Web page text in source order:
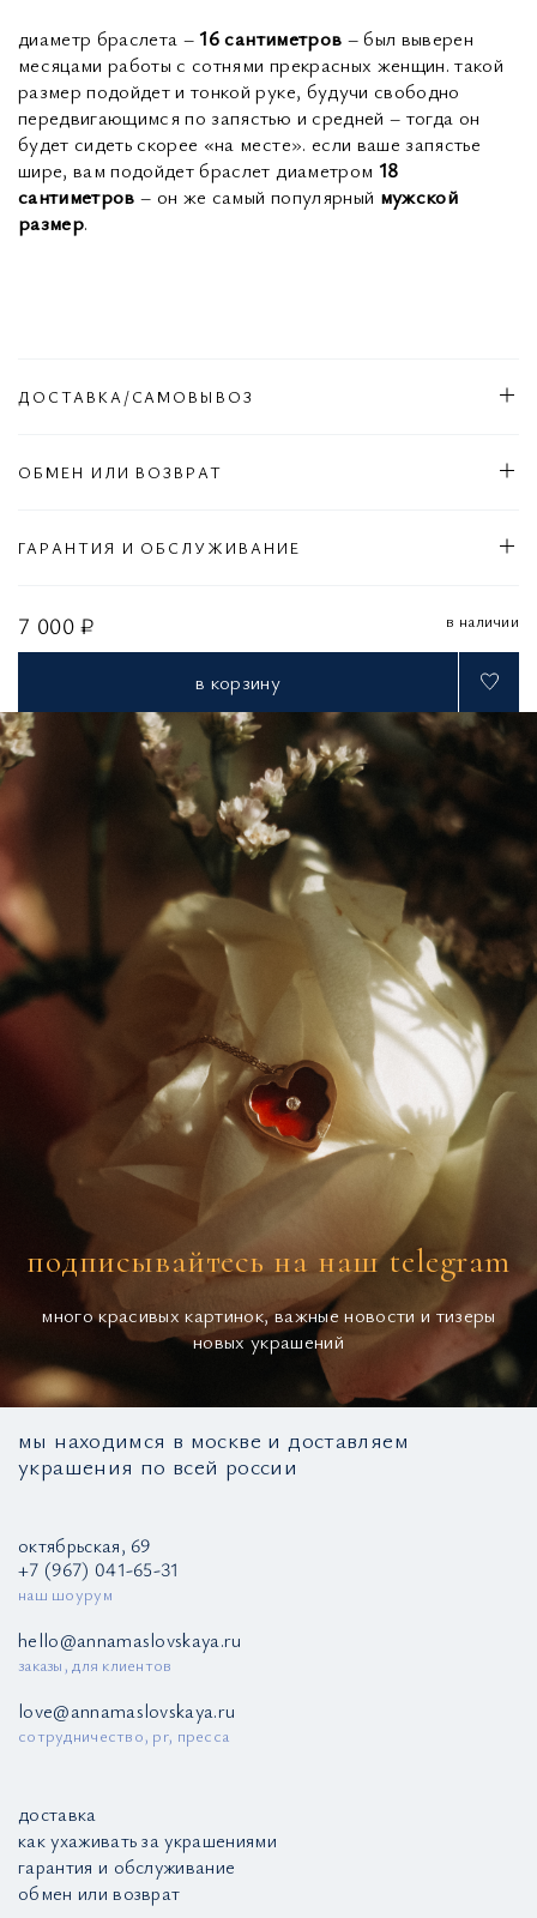
7 000 ₽ в наличии
в корзину
диаметр браслета – 16 сантиметров – был выверен
месяцами работы с сотнями прекрасных женщин. такой
размер подойдет и тонкой руке, будучи свободно
передвигающимся по запястью и средней – тогда он
будет сидеть скорее «на месте». если ваше запястье
шире, вам подойдет браслет диаметром 18
сантиметров – он же самый популярный мужской
размер.
ДОСТАВКА/САМОВЫВОЗ
ОБМЕН ИЛИ ВОЗВРАТ
ГАРАНТИЯ И ОБСЛУЖИВАНИЕ
подписывайтесь на наш telegram
много красивых картинок, важные новости и тизеры
новых украшений
мы находимся в москве и доставляем
украшения по всей россии
октябрьская, 69
+7 (967) 041-65-31
наш шоурум
hello@annamaslovskaya.ru
заказы, для клиентов
love@annamaslovskaya.ru
сотрудничество, pr, пресса
доставка
как ухаживать за украшениями
гарантия и обслуживание
обмен или возврат